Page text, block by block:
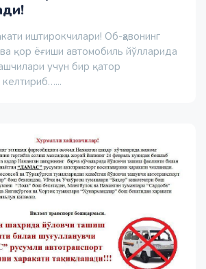
иштирокчилари! Об-ҳавонинг
қор ёғиши автомобиль йўлларида
учун бир қатор